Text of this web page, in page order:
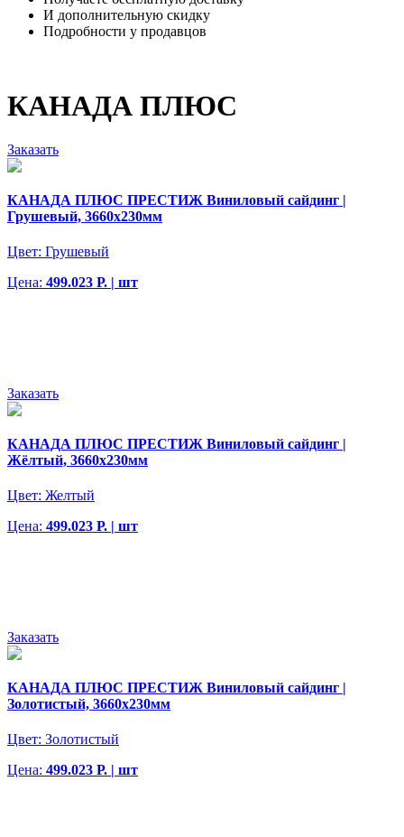
И дополнительную скидку
Подробности у продавцов
КАНАДА ПЛЮС
Заказать
КАНАДА ПЛЮС ПРЕСТИЖ Виниловый сайдинг |
Грушевый, 3660х230мм
Цвет: Грушевый
Цена: 499.023 Р. | шт
Заказать
КАНАДА ПЛЮС ПРЕСТИЖ Виниловый сайдинг |
Жёлтый, 3660х230мм
Цвет: Желтый
Цена: 499.023 Р. | шт
Заказать
КАНАДА ПЛЮС ПРЕСТИЖ Виниловый сайдинг |
Золотистый, 3660х230мм
Цвет: Золотистый
Цена: 499.023 Р. | шт